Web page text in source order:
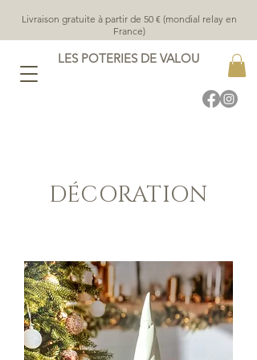
LES POTERIES DE VALOU
Livraison gratuite à partir de 50 € (mondial relay en
France)
DÉCORATION